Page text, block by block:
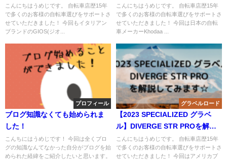
みます☆
こんにちはうめじです。 自転車店歴15年
で多くのお客様の自転車選びをサポートさ
せていただきました！ 今回もイタリアン
ブランドのGIOS(ジオ...
ます☆
こんにちはうめじです。 自転車店歴15年
で多くのお客様の自転車選びをサポートさ
せていただきました！ 今回は日本の自転
車メーカーKhodaa ...
プロフィール
ブログ知識なくても始められま
した！
こんちにはうめじです！ 今回は全くブロ
グの知識なんてなかった自分がブログを始
められた経緯をご紹介したいと思います。
グラベルロード
【2023 SPECIALIZED グラベ
ル】DIVERGE STR PROを解説
してみます☆
こんにちはうめじです。 自転車店歴15年
で多くのお客様の自転車選びをサポートさ
せていただきました！ 今回はアメリカブ